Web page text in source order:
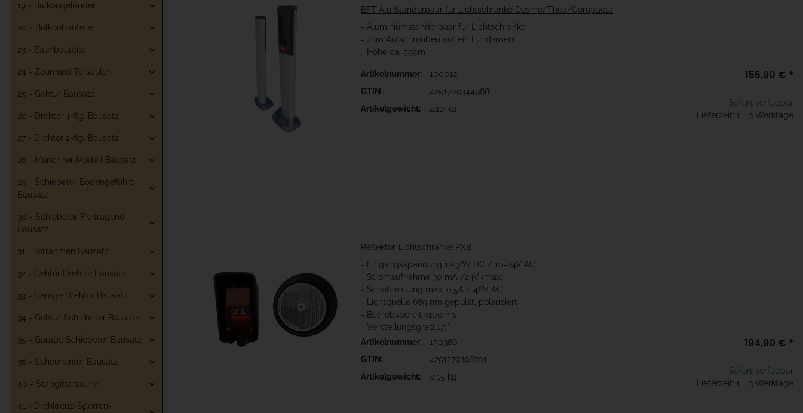
BFT Alu Ständerpaar für Lichtschranke Desme/Thea/Compacta
- Aluminiumständerpaar für Lichtschranke
- zum Aufschrauben auf ein Fundament
- Höhe ca. 55cm
Artikelnummer:
100012
GTIN:
4251709344988
Artikelgewicht:
2,10 kg
155,90 € *
Sofort verfügbar
Lieferzeit: 1 - 3 Werktage
Reflektor-Lichtschranke PXB
- Eingangsspannung 12-36V DC / 10-24V AC
- Stromaufnahme 30 mA /24V (max)
- Schaltleistung max. 0,5A / 48V AC
- Lichtquelle 689 nm gepulst, polarisiert
- Betriebsbereit <100 ms
- Verstellungsgrad 1,5°
Artikelnummer:
150386
GTIN:
4251279398701
Artikelgewicht:
0,15 kg
194,90 € *
Sofort verfügbar
Lieferzeit: 1 - 3 Werktage
19 - Balkongeländer
20 - Balkonbauteile
23 - Zaunbauteile
24 - Zaun und Torsäulen
25 - Gehtür Bausatz
26 - Drehtor 1-flg. Bausatz
27 - Drehtor 2-flg. Bausatz
28 - Münchner Modell Bausatz
29 - Schiebetor Bodengeführt
Bausatz
30 - Schiebetor Freitragend
Bausatz
31 - Torrahmen Bausatz
32 - Gehtür Drehtor Bausatz
33 - Garage Drehtor Bausatz
34 - Gehtür Schiebetor Bausatz
35 - Garage Schiebetor Bausatz
36 - Scheunentor Bausatz
40 - Stabgitterzäune
41 - Drehkreuz-Sperren-